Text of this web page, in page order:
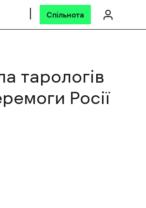
Спільнота
тарологів
Росії